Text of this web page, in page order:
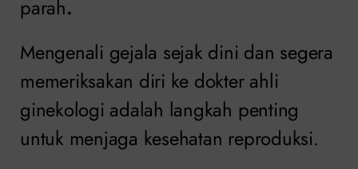
parah.
Mengenali gejala sejak dini dan segera
memeriksakan diri ke dokter ahli
ginekologi adalah langkah penting
untuk menjaga kesehatan reproduksi.